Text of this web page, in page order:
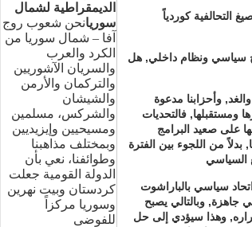
الديمقراطية لشمال
سوريانحن شعوب روج
آفا – شمال سوريا من
الكرد والعرب
والسريان الآشوريين
والتركمان والأرمن
والشيشان
والشركس، مسلمين
ومسيحيين وإيزيديين
وبمختلف مذاهبنا
وطوائفنا، نعي بأن
الدولة القومية جعلت
كردستان وبيت نهرين
وسوريا مركزاً
للفوضى
التحالفية كوردياً
سياسي ونظام داخلي, هل
وأحزابنا مدعوة
ومستقبلها, فالتحديات
على صعيد البرامج
بدلاً من اللجوء بين الفترة
سياسي بالباراشوت
وبالتالي يصبح
وهذا سيؤدي إلى حل